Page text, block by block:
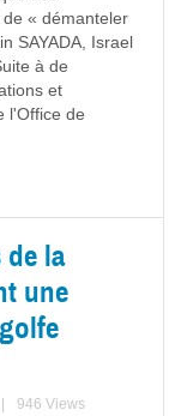
« démanteler
SAYADA, Israel
à de
et
l'Office de
de la
une
946 Views